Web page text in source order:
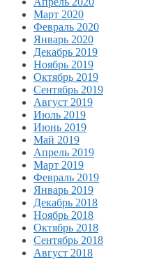
Март 2020
Февраль 2020
Январь 2020
Декабрь 2019
Ноябрь 2019
Октябрь 2019
Сентябрь 2019
Август 2019
Июль 2019
Июнь 2019
Май 2019
Апрель 2019
Март 2019
Февраль 2019
Январь 2019
Декабрь 2018
Ноябрь 2018
Октябрь 2018
Сентябрь 2018
Август 2018